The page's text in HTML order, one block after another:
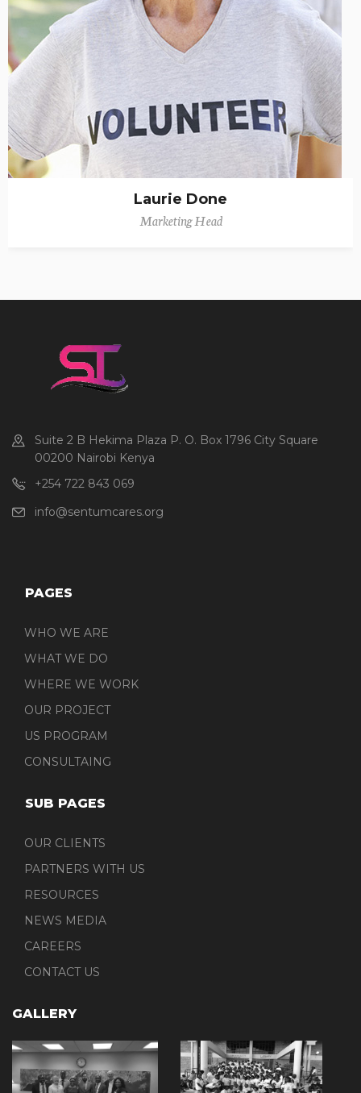
Laurie Done
Marketing Head
Suite 2 B Hekima Plaza P. O. Box 1796 City Square
00200 Nairobi Kenya
+254 722 843 069
info@sentumcares.org
PAGES
WHO WE ARE
WHAT WE DO
WHERE WE WORK
OUR PROJECT
US PROGRAM
CONSULTAING
SUB PAGES
OUR CLIENTS
PARTNERS WITH US
RESOURCES
NEWS MEDIA
CAREERS
CONTACT US
GALLERY